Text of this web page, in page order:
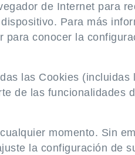
de Internet para
Para más
para conocer la
las Cookies (incluidas
de las funcionalidades
momento. Sin
la configuración de